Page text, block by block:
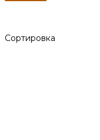
Сортировка